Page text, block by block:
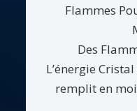
Flammes
Des
L’énergie
remplit en